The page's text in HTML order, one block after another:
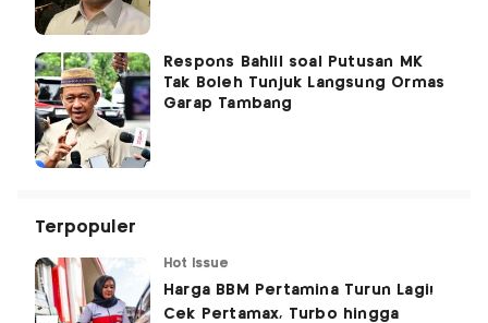
Respons Bahlil soal Putusan MK
Tak Boleh Tunjuk Langsung Ormas
Garap Tambang
Terpopuler
Hot Issue
Harga BBM Pertamina Turun Lagi!
Cek Pertamax, Turbo hingga